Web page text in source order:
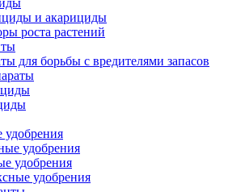
и акарициды
роста растений
для борьбы с вредителями запасов
удобрения
удобрения
удобрения
удобрения